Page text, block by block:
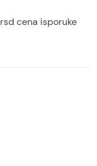
cena isporuke